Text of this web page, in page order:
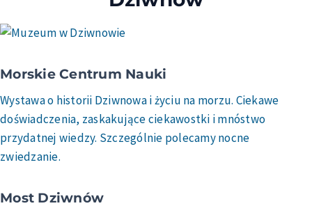
Morskie Centrum Nauki
Wystawa o historii Dziwnowa i życiu na morzu. Ciekawe
doświadczenia, zaskakujące ciekawostki i mnóstwo
przydatnej wiedzy. Szczególnie polecamy nocne
zwiedzanie.
Most Dziwnów